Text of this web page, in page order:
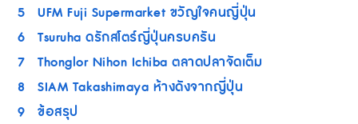
5 UFM Fuji Supermarket ขวัญใจคนญี่ปุ่น
6 Tsuruha ดรักสโตร์ญี่ปุ่นครบครัน
7 Thonglor Nihon Ichiba ตลาดปลาจัดเต็ม
8 SIAM Takashimaya ห้างดังจากญี่ปุ่น
9 ข้อสรุป